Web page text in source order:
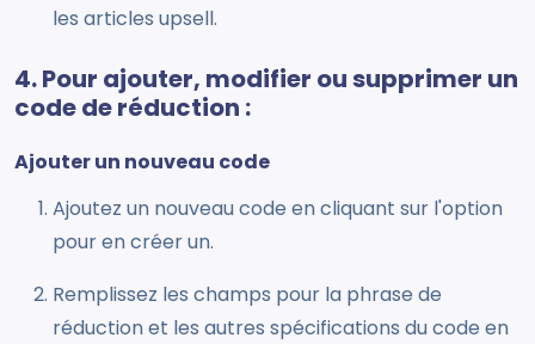
les articles upsell.
4. Pour ajouter, modifier ou supprimer un
code de réduction :
Ajouter un nouveau code
Ajoutez un nouveau code en cliquant sur l'option
pour en créer un.
Remplissez les champs pour la phrase de
réduction et les autres spécifications du code en